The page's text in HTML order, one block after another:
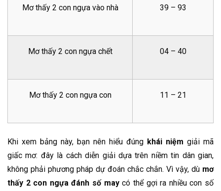
Mơ thấy 2 con ngựa vào nhà 39 – 93
Mơ thấy 2 con ngựa chết 04 – 40
Mơ thấy 2 con ngựa con 11 – 21
Khi xem bảng này, bạn nên hiểu đúng khái niệm giải mã
giấc mơ: đây là cách diễn giải dựa trên niềm tin dân gian,
không phải phương pháp dự đoán chắc chắn. Vì vậy, dù mơ
thấy 2 con ngựa đánh số maycó thể gợi ra nhiều con số